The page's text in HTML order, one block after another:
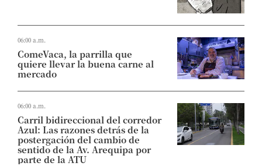
06:00 a.m.
ComeVaca, la parrilla que
quiere llevar la buena carne al
mercado
06:00 a.m.
Carril bidireccional del corredor
Azul: Las razones detrás de la
postergación del cambio de
sentido de la Av. Arequipa por
parte de la ATU